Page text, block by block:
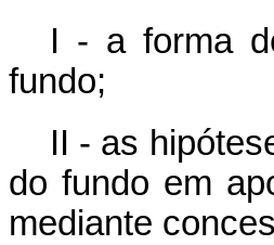
I - a forma
fundo;
II - as
do fundo em
mediante